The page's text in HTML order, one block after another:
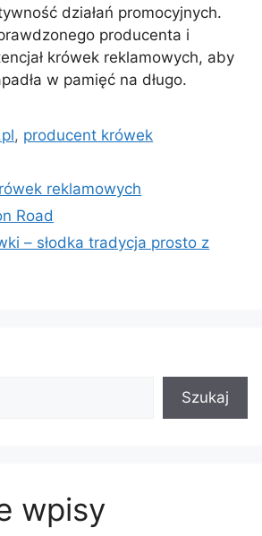
działań promocyjnych.
producenta i
krówek reklamowych, aby
w pamięć na długo.
, producent krówek
reklamowych
Road
– słodka tradycja prosto z
Szukaj
wpisy